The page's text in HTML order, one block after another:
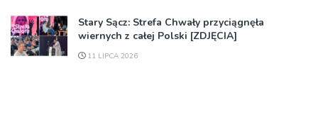
Stary Sącz: Strefa Chwały przyciągnęła
wiernych z całej Polski [ZDJĘCIA]
11 LIPCA 2026